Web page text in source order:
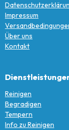
Impressum
Über uns
Kontakt
Reinigen
Begradigen
Tempern
Info zu Reinigen